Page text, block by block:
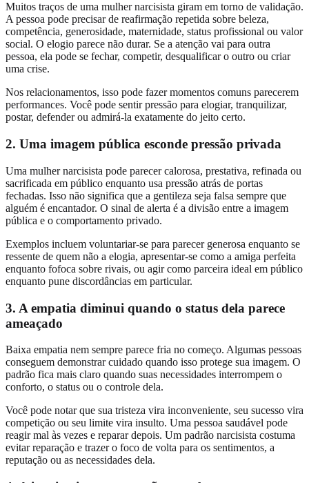
Muitos traços de uma mulher narcisista giram em torno de validação.
A pessoa pode precisar de reafirmação repetida sobre beleza,
competência, generosidade, maternidade, status profissional ou valor
social. O elogio parece não durar. Se a atenção vai para outra
pessoa, ela pode se fechar, competir, desqualificar o outro ou criar
uma crise.
Nos relacionamentos, isso pode fazer momentos comuns parecerem
performances. Você pode sentir pressão para elogiar, tranquilizar,
postar, defender ou admirá-la exatamente do jeito certo.
2. Uma imagem pública esconde pressão privada
Uma mulher narcisista pode parecer calorosa, prestativa, refinada ou
sacrificada em público enquanto usa pressão atrás de portas
fechadas. Isso não significa que a gentileza seja falsa sempre que
alguém é encantador. O sinal de alerta é a divisão entre a imagem
pública e o comportamento privado.
Exemplos incluem voluntariar-se para parecer generosa enquanto se
ressente de quem não a elogia, apresentar-se como a amiga perfeita
enquanto fofoca sobre rivais, ou agir como parceira ideal em público
enquanto pune discordâncias em particular.
3. A empatia diminui quando o status dela parece
ameaçado
Baixa empatia nem sempre parece fria no começo. Algumas pessoas
conseguem demonstrar cuidado quando isso protege sua imagem. O
padrão fica mais claro quando suas necessidades interrompem o
conforto, o status ou o controle dela.
Você pode notar que sua tristeza vira inconveniente, seu sucesso vira
competição ou seu limite vira insulto. Uma pessoa saudável pode
reagir mal às vezes e reparar depois. Um padrão narcisista costuma
evitar reparação e trazer o foco de volta para os sentimentos, a
reputação ou as necessidades dela.